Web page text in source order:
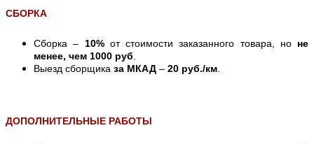
СБОРКА
Сборка – 10%от стоимости заказанного товара, но не
менее, чем 1000 руб
Выезд сборщика за МКАД – 20 руб./км
ДОПОЛНИТЕЛЬНЫЕ РАБОТЫ